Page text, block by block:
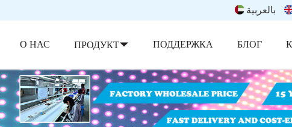
بالعربية
О НАС ПРОДУКТ ПОДДЕРЖКА БЛОГ